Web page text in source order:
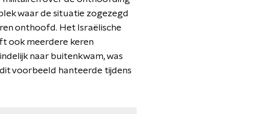
waar de situatie zogezegd
onthoofd. Het Israëlische
ook meerdere keren
naar buitenkwam, was
voorbeeld hanteerde tijdens